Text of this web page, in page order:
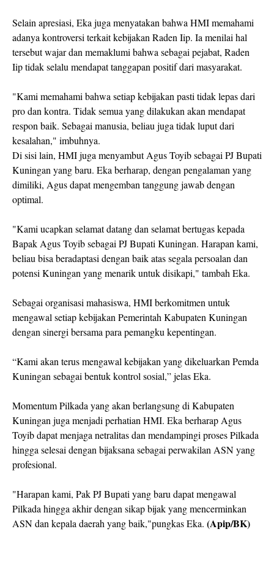
Selain apresiasi, Eka juga menyatakan bahwa HMI memahami
adanya kontroversi terkait kebijakan Raden Iip. Ia menilai hal
tersebut wajar dan memaklumi bahwa sebagai pejabat, Raden
Iip tidak selalu mendapat tanggapan positif dari masyarakat.
"Kami memahami bahwa setiap kebijakan pasti tidak lepas dari
pro dan kontra. Tidak semua yang dilakukan akan mendapat
respon baik. Sebagai manusia, beliau juga tidak luput dari
kesalahan," imbuhnya.
Di sisi lain, HMI juga menyambut Agus Toyib sebagai PJ Bupati
Kuningan yang baru. Eka berharap, dengan pengalaman yang
dimiliki, Agus dapat mengemban tanggung jawab dengan
optimal.
"Kami ucapkan selamat datang dan selamat bertugas kepada
Bapak Agus Toyib sebagai PJ Bupati Kuningan. Harapan kami,
beliau bisa beradaptasi dengan baik atas segala persoalan dan
potensi Kuningan yang menarik untuk disikapi," tambah Eka.
Sebagai organisasi mahasiswa, HMI berkomitmen untuk
mengawal setiap kebijakan Pemerintah Kabupaten Kuningan
dengan sinergi bersama para pemangku kepentingan.
“Kami akan terus mengawal kebijakan yang dikeluarkan Pemda
Kuningan sebagai bentuk kontrol sosial,” jelas Eka.
Momentum Pilkada yang akan berlangsung di Kabupaten
Kuningan juga menjadi perhatian HMI. Eka berharap Agus
Toyib dapat menjaga netralitas dan mendampingi proses Pilkada
hingga selesai dengan bijaksana sebagai perwakilan ASN yang
profesional.
"Harapan kami, Pak PJ Bupati yang baru dapat mengawal
Pilkada hingga akhir dengan sikap bijak yang mencerminkan
ASN dan kepala daerah yang baik,"pungkas Eka. (Apip/BK)